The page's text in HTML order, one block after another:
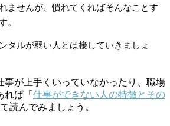
ませんが、慣れてくればそんなことす
。
タルが弱い人とは接していきましょ
事が上手くいっていなかったり、職場
れば「 仕事ができない人の特徴とその
読んでみましょう。